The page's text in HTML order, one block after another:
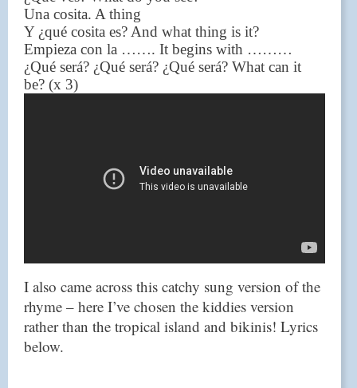
Una cosita. A thing
Y ¿qué cosita es? And what thing is it?
Empieza con la ……. It begins with ………
¿Qué será? ¿Qué será? ¿Qué será? What can it
be? (x 3)
I also came across this catchy sung version of the
rhyme – here I’ve chosen the kiddies version
rather than the tropical island and bikinis! Lyrics
below.